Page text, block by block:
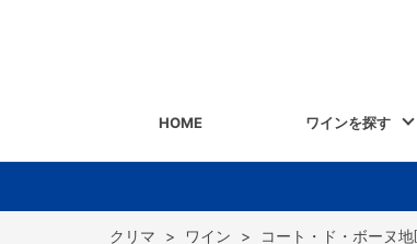
HOME ワインを探す
> ワイン > コート・ド・ボーヌ地